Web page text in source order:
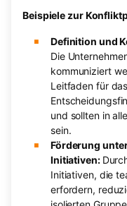
Beispiele zur
Definition und
Die
kommuniziert
Leitfaden für
und sollten in
sein.
Förderung
Initiativen:
Initiativen, die
erfordern,